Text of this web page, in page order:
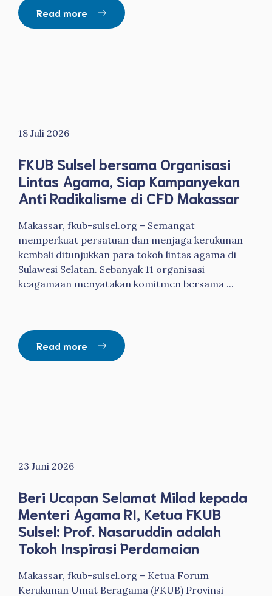
Read more
18 Juli 2026
FKUB Sulsel bersama Organisasi
Lintas Agama, Siap Kampanyekan
Anti Radikalisme di CFD Makassar
Makassar, fkub-sulsel.org – Semangat
memperkuat persatuan dan menjaga kerukunan
kembali ditunjukkan para tokoh lintas agama di
Sulawesi Selatan. Sebanyak 11 organisasi
keagamaan menyatakan komitmen bersama ...
Read more
23 Juni 2026
Beri Ucapan Selamat Milad kepada
Menteri Agama RI, Ketua FKUB
Sulsel: Prof. Nasaruddin adalah
Tokoh Inspirasi Perdamaian
Makassar, fkub-sulsel.org – Ketua Forum
Kerukunan Umat Beragama (FKUB) Provinsi